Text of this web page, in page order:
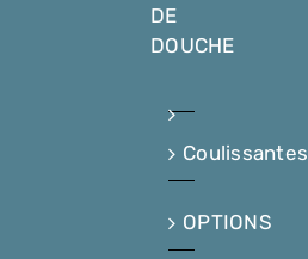
DE
DOUCHE
Coulissantes
OPTIONS